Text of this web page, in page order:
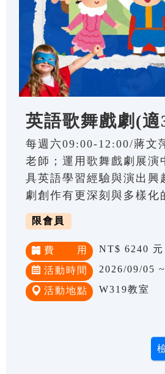
英語歌舞戲劇(適
每週六09:00-12:00/蔣文
老師；運用歌舞戲劇展演
具英語學習經驗與演出興
劇創作有更深刻與多樣化
限會員
費 用 NT$ 6240 元
活動時間 2026/09/05
活動地點 W319教室